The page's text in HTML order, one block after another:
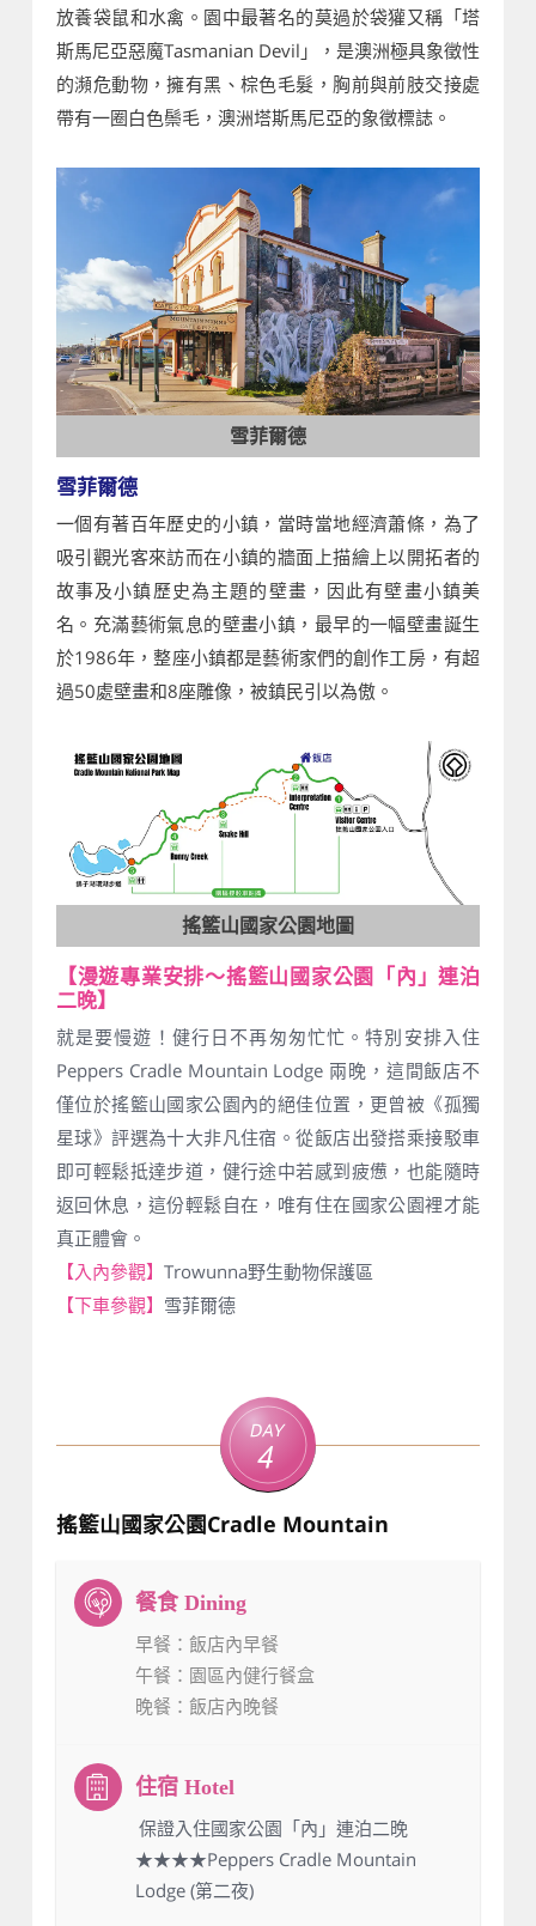
放養袋鼠和水禽。園中最著名的莫過於袋獾又稱「塔
斯馬尼亞惡魔Tasmanian Devil」，是澳洲極具象徵性
的瀕危動物，擁有黑、棕色毛髮，胸前與前肢交接處
帶有一圈白色鬃毛，澳洲塔斯馬尼亞的象徵標誌。
雪菲爾德
雪菲爾德
一個有著百年歷史的小鎮，當時當地經濟蕭條，為了
吸引觀光客來訪而在小鎮的牆面上描繪上以開拓者的
故事及小鎮歷史為主題的壁畫，因此有壁畫小鎮美
名。充滿藝術氣息的壁畫小鎮，最早的一幅壁畫誕生
於1986年，整座小鎮都是藝術家們的創作工房，有超
過50處壁畫和8座雕像，被鎮民引以為傲。
搖籃山國家公園地圖
【漫遊專業安排～搖籃山國家公園「內」連泊
二晚】
就是要慢遊！健行日不再匆匆忙忙。特別安排入住
Peppers Cradle Mountain Lodge 兩晚，這間飯店不
僅位於搖籃山國家公園內的絕佳位置，更曾被《孤獨
星球》評選為十大非凡住宿。從飯店出發搭乘接駁車
即可輕鬆抵達步道，健行途中若感到疲憊，也能隨時
返回休息，這份輕鬆自在，唯有住在國家公園裡才能
真正體會。
【入內參觀】 Trowunna野生動物保護區
【下車參觀】 雪菲爾德
Day
4
搖籃山國家公園Cradle Mountain
早餐 ：飯店內早餐
午餐 ：園區內健行餐盒
晚餐 ：飯店內晚餐
：保證入住國家公園「內」連泊二晚
★★★★Peppers Cradle Mountain
Lodge (第二夜)